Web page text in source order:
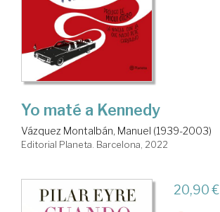
Yo maté a Kennedy
Vázquez Montalbán, Manuel (1939-2003)
Editorial Planeta. Barcelona, 2022
20,90 €